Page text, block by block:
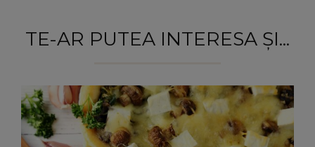
TE-AR PUTEA INTERESA ȘI...